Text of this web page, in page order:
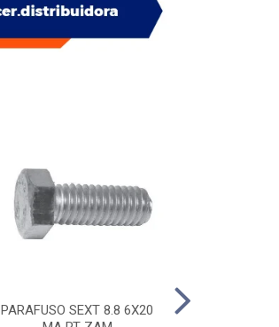
PARAFUSO SEXT 8.8 6X20